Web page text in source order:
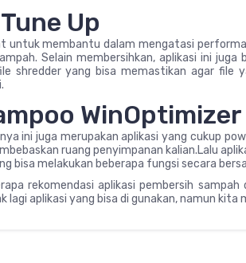
Up
untuk membantu dalam mengatasi
Selain membersihkan, aplikasi ini juga
shredder yang bisa memastikan agar file
WinOptimizer
ini juga merupakan aplikasi yang cukup
ruang penyimpanan kalian.Lalu
bisa melakukan beberapa fungsi secara
rekomendasi aplikasi pembersih
lagi aplikasi yang bisa di gunakan, namun